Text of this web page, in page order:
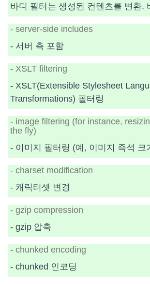
바디 필터는 생성된 컨텐츠를 변환.
- server-side includes
- 서버 측 포함
- XSLT filtering
- XSLT(Extensible Stylesheet
Transformations) 필터링
- image filtering (for instance,
the fly)
- 이미지 필터링 (예, 이미지 즉석 크
- charset modification
- 캐릭터셋 변경
- gzip compression
- gzip 압축
- chunked encoding
- chunked 인코딩